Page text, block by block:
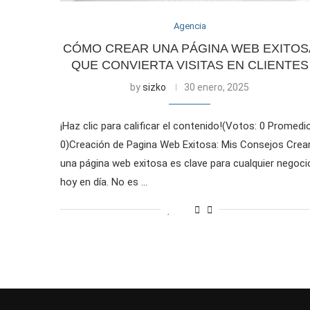
Agencia
CÓMO CREAR UNA PÁGINA WEB
QUE CONVIERTA VISITAS EN CLIENTES
bysizko 30 enero, 2025
¡Haz clic para calificar el contenido!(Votos: 0
0)Creación de Pagina Web Exitosa: Mis Consejos
una página web exitosa es clave para cualquier
hoy en día. No es …